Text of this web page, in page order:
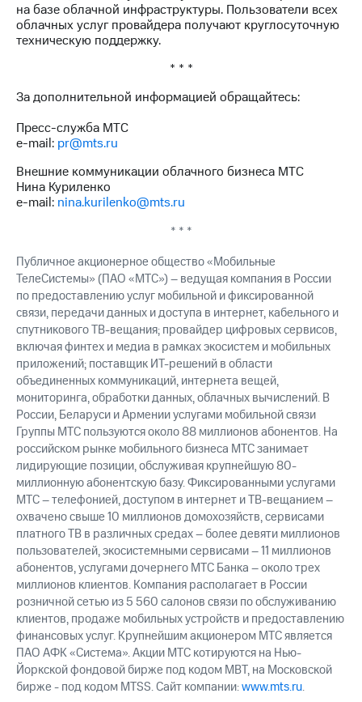
на базе облачной инфраструктуры. Пользователи всех
облачных услуг провайдера получают круглосуточную
техническую поддержку.
* * *
За дополнительной информацией обращайтесь:
Пресс-служба МТС
e-mail: pr@mts.ru
Внешние коммуникации облачного бизнеса МТС
Нина Куриленко
e-mail: nina.kurilenko@mts.ru
* * *
Публичное акционерное общество «Мобильные
ТелеСистемы» (ПАО «МТС») – ведущая компания в России
по предоставлению услуг мобильной и фиксированной
связи, передачи данных и доступа в интернет, кабельного и
спутникового ТВ-вещания; провайдер цифровых сервисов,
включая финтех и медиа в рамках экосистем и мобильных
приложений; поставщик ИТ-решений в области
объединенных коммуникаций, интернета вещей,
мониторинга, обработки данных, облачных вычислений. В
России, Беларуси и Армении услугами мобильной связи
Группы МТС пользуются около 88 миллионов абонентов. На
российском рынке мобильного бизнеса МТС занимает
лидирующие позиции, обслуживая крупнейшую 80-
миллионную абонентскую базу. Фиксированными услугами
МТС – телефонией, доступом в интернет и ТВ-вещанием –
охвачено свыше 10 миллионов домохозяйств, сервисами
платного ТВ в различных средах – более девяти миллионов
пользователей, экосистемными сервисами – 11 миллионов
абонентов, услугами дочернего МТС Банка – около трех
миллионов клиентов. Компания располагает в России
розничной сетью из 5 560 салонов связи по обслуживанию
клиентов, продаже мобильных устройств и предоставлению
финансовых услуг. Крупнейшим акционером МТС является
ПАО АФК «Система». Акции МТС котируются на Нью-
Йоркской фондовой бирже под кодом MBT, на Московской
бирже - под кодом MTSS. Сайт компании:www.mts.ru.